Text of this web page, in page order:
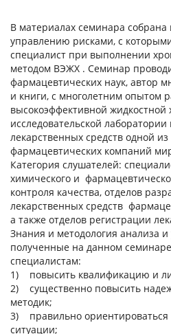
В материалах семинара
управлению рисками, с
специалист при выполнении
методом ВЭЖХ . Семинар
фармацевтических наук, автор
и книги, с многолетним опытом
высокоэффективной
исследовательской
лекарственных средств одной
фармацевтических компаний
Категория слушателей:
химического и
контроля качества, отделов
лекарственных средств
а также отделов регистрации
Знания и методология анализа
полученные на данном
специалистам:
1) повысить квалификацию и
2) существенно повысить
методик;
3) правильно ориентироваться
ситуации;